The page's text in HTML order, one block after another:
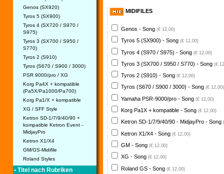
Genos (SX920)
Tyros 5 (SX900)
Tyros 4 (SX720 / S970 /
S975)
Tyros 3 (SX700 / S950 /
S770)
Tyros 2 (S910)
Tyros (S670 / S900 / 3000)
PSR 9000/pro / XG
Korg Pa4X + kompatible
(Pa5X/Pa1000/Pa700)
Korg Pa1/X + kompatible
XG / SFF Style
Ketron SD-1/7/9/40/90 +
kompatible Ketron Event -
MidjayPro
Ketron X1/X4
GM/GS-Midifile
Roland Styles
• Titel nach Rubriken
MIDIFILES
Genos - Song (€ 12,00)
Tyros 5 (SX900) - Song (€ 12,00)
Tyros 4 (S970 / S975) - Song (€ 12,00)
Tyros 3 (SX700 / S950 / S770) - Song (€
Tyros 2 (S910) - Song (€ 12,00)
Tyros (S670 / S900 / 3000) - Song (€ 12,00)
Yamaha PSR-9000/pro - Song (€ 12,00)
Korg Pa1X + kompatible - Song (€ 12,00)
Ketron SD-1/7/9/40/90 - MidjayPro - Song
Ketron X1/X4 - Song (€ 12,00)
GM - Song (€ 12,00)
XG - Song (€ 12,00)
Roland GS - Song (€ 12,00)